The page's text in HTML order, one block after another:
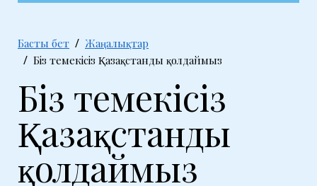
Басты бет
Жаңалықтар
Біз темекісіз Қазақстанды қолдаймыз
Біз темекісіз
Қазақстанды
қолдаймыз